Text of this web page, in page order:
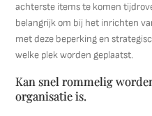
achterste items te komen
belangrijk om bij het inrichten
met deze beperking en
welke plek worden geplaatst.
Kan snel rommelig
organisatie is.